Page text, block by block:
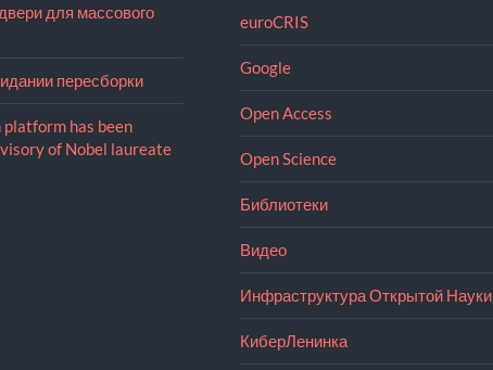
для массового
пересборки
platform has been
of Nobel laureate
euroCRIS
Google
Open Access
Open Science
Библиотеки
Видео
Инфраструктура Открытой Науки
КиберЛенинка